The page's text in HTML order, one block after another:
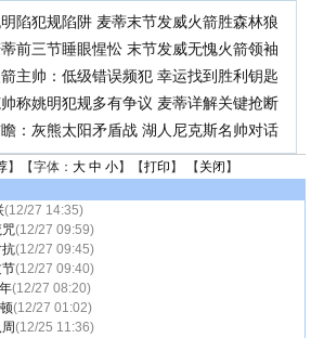
陷犯规陷阱 麦蒂末节发威火箭胜森林狼
前三节睡眼惺忪 末节发威无愧火箭领袖
主帅：低级错误频犯 幸运找到胜利钥匙
称姚明犯规多有争议 麦蒂详解关键抢断
：灰熊太阳矛盾战 湖人尼克斯名帅对话
】【字体： 大 中 小】【打印 】 【 关闭 】
(12/27 14:35)
(12/27 09:59)
(12/27 09:45)
(12/27 09:40)
(12/27 08:20)
(12/27 01:02)
(12/25 11:36)